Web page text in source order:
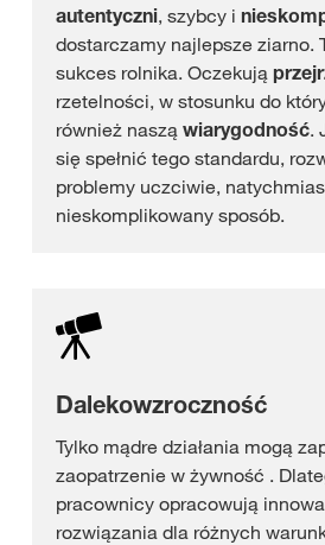
autentyczni, szybcy i
dostarczamy najlepsze ziarno.
sukces rolnika. Oczekują
rzetelności, w stosunku do
również naszą wiarygodność.
się spełnić tego standardu,
problemy uczciwie,
nieskomplikowany sposób.
Dalekowzroczność
Tylko mądre działania mogą
zaopatrzenie w żywność .
pracownicy opracowują
rozwiązania dla różnych